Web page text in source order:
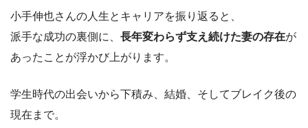
小手伸也さんの人生とキャリアを振り返ると、
派手な成功の裏側に、 長年変わらず支え続けた妻の存在が
あったことが浮かび上がります。
学生時代の出会いから下積み、結婚、そしてブレイク後の
現在まで。